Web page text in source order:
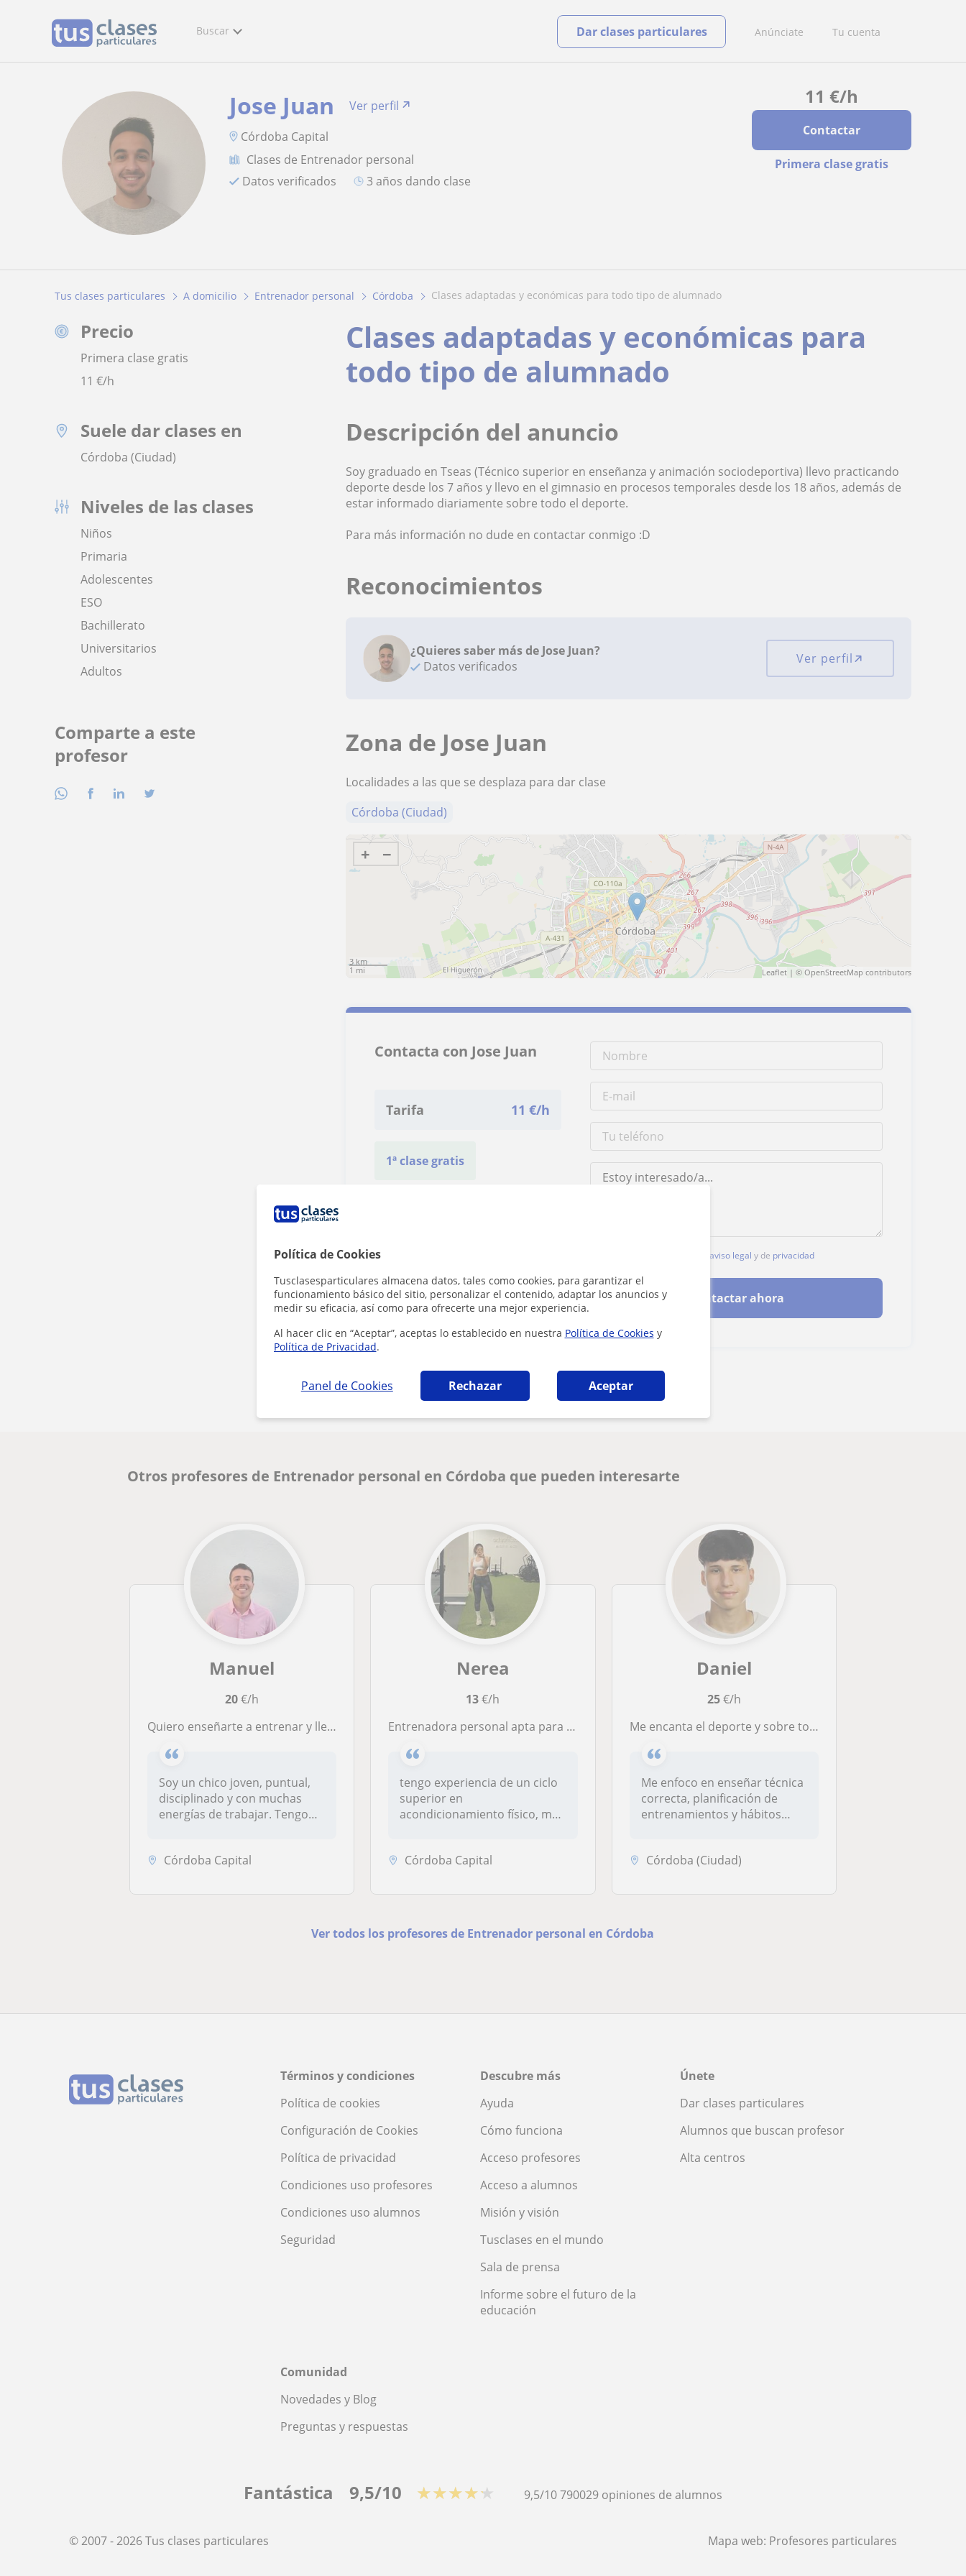
Política de Cookies
Tusclasesparticulares almacena datos, tales como cookies, para garantizar el
funcionamiento básico del sitio, personalizar el contenido, adaptar los anuncios y
medir su eficacia, así como para ofrecerte una mejor experiencia.
Al hacer clic en “Aceptar”, aceptas lo establecido en nuestra Política de Cookies y
Política de Privacidad.
Panel de Cookies Rechazar Aceptar
Buscar Anúnciate Tu cuenta
Dar clases particulares
11 €/h
Contactar
Primera clase gratis
Jose Juan
Ver perfil
Córdoba Capital
Clases de Entrenador personal
Datos verificados
3 años dando clase
Tus clases particulares A domicilio Entrenador personal Córdoba clases adaptadas y económicas para todo tipo de alumnado
Precio
Primera clase gratis
11 €/h
Suele dar clases en
Córdoba (Ciudad)
Niveles de las clases
Niños
Primaria
Adolescentes
ESO
Bachillerato
Universitarios
Adultos
Comparte a este
profesor
Clases adaptadas y económicas para
todo tipo de alumnado
Descripción del anuncio
Soy graduado en Tseas (Técnico superior en enseñanza y animación sociodeportiva) llevo practicando
deporte desde los 7 años y llevo en el gimnasio en procesos temporales desde los 18 años, además de
estar informado diariamente sobre todo el deporte.
Para más información no dude en contactar conmigo :D
Reconocimientos
¿Quieres saber más de Jose Juan?
Datos verificados
Ver perfil
Zona de Jose Juan
Localidades a las que se desplaza para dar clase
Córdoba (Ciudad)
+ −
3 km
1 mi
Leaflet| © OpenStreetMap contributors
Contacta con Jose Juan
Tarifa 11 €/h
1ª clase gratis
aviso legal y de privacidad
Contactar ahora
¿Hay algún error en este perfil? Cuéntanos
Otros profesores de Entrenador personal en Córdoba que pueden interesarte
Manuel
20€/h
Quiero enseñarte a entrenar y llegar a tus objetivos saludables
Soy un chico joven, puntual,
disciplinado y con muchas
energías de trabajar. Tengo
Córdoba Capital
Nerea
13€/h
entrenadora personal apta para todas las edades y niveles. me considero una persona apasionada dispuesta a enseñar mis cualidades
tengo experiencia de un ciclo
superior en
acondicionamiento físico, me
Córdoba Capital
Daniel
25€/h
Me encanta el deporte y sobre todo el gimnasio le dedico mucho tiempo y tengo conocimiento estaría dispuesto a ayudar a cualquiera
Me enfoco en enseñar técnica
correcta, planificación de
entrenamientos y hábitos
Córdoba (Ciudad)
Ver todos los profesores de Entrenador personal en Córdoba
Términos y condiciones
Política de cookies
Configuración de Cookies
Política de privacidad
Condiciones uso profesores
Condiciones uso alumnos
Seguridad
Descubre más
Ayuda
Cómo funciona
Acceso profesores
Acceso a alumnos
Misión y visión
Tusclases en el mundo
Sala de prensa
Informe sobre el futuro de la
educación
Únete
Dar clases particulares
Alumnos que buscan profesor
Alta centros
Comunidad
Novedades y Blog
Preguntas y respuestas
Fantástica 9,5/10 ★★★★★ 9,5/10790029 opiniones de alumnos
© 2007 - 2026 Tus clases particulares Mapa web: Profesores particulares